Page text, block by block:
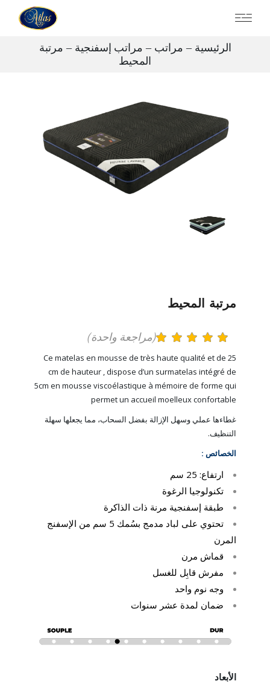
الرئيسية مراتب مراتب إسفنجية
مرتبة
المحيط
مرتبة المحيط
(مراجعة واحدة)
Ce matelas en mousse de très haute qualité et de 25
cm de hauteur , dispose d’un surmatelas intégré de
5cm en mousse viscoélastique à mémoire de forme qui
permet un accueil moelleux confortable
غطاءها عملي وسهل الإزالة بفضل السحاب، مما يجعلها سهلة
التنظيف.
الخصائص :
ارتفاع: 25 سم
تكنولوجيا الرغوة
طبقة إسفنجية مرنة ذات الذاكرة
تحتوي على لباد مدمج بسُمك 5 سم من الإسفنج
المرن
قماش مرن
مفرش قابِل للغسل
وجه نوم واحد
ضمان لمدة عشر سنوات
الأبعاد